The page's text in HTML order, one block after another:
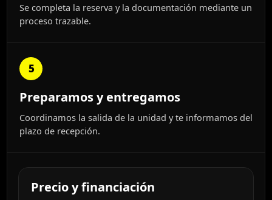
Se completa la reserva y la documentación mediante un
proceso trazable.
5
Preparamos y entregamos
Coordinamos la salida de la unidad y te informamos del
plazo de recepción.
Precio y financiación